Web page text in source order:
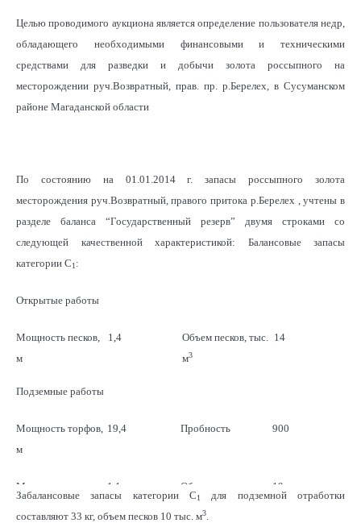
Целью проводимого аукциона является определение пользователя недр,
обладающего необходимыми финансовыми и техническими
средствами для разведки и добычи золота россыпного на
месторождении руч.Возвратный, прав. пр. р.Берелех, в Сусуманском
районе Магаданской области
По состоянию на 01.01.2014 г. запасы россыпного золота
месторождения руч.Возвратный, правого притока р.Берелех , учтены в
разделе баланса “Государственный резерв” двумя строками со
следующей качественной характеристикой: Балансовые запасы
категории С1:
Открытые работы
Мощность песков,
м
1,4
Объем песков, тыс.
м3
14
Ср. содержание, г/
Площадь, тыс. м
Подземные работы
Мощность торфов,
м
19,4 Пробность 900
Мощность песков,
1,1
Объем песков, тыс.
19
Забалансовые запасы категории С1
для подземной отработки
составляют 33 кг, объем песков 10 тыс. м3